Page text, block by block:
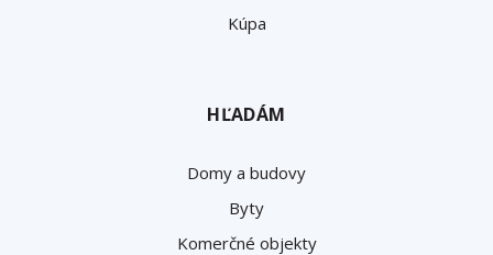
Kúpa
HĽADÁM
Domy a budovy
Byty
Komerčné objekty